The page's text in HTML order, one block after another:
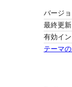
バージ
最終更新
有効イ
テーマ